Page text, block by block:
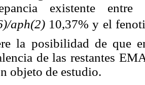
existente
aph(2) 10,37% y el
la posibilidad de que
de las restantes
objeto de estudio.